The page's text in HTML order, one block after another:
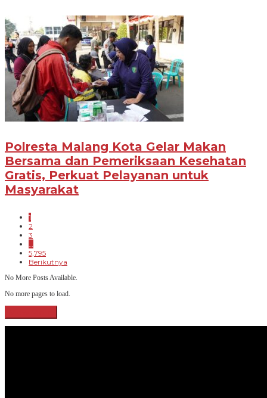
Polresta Malang Kota Gelar Makan
Bersama dan Pemeriksaan Kesehatan
Gratis, Perkuat Pelayanan untuk
Masyarakat
1
2
3
5,795
Berikutnya
No More Posts Available.
No more pages to load.